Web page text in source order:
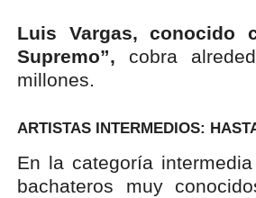
Luis Vargas, conocido
Supremo”, cobra
millones.
ARTISTAS INTERMEDIOS:
En la categoría
bachateros muy